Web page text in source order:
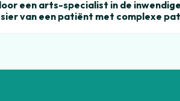
een arts-specialist in de
van een patiënt met complexe